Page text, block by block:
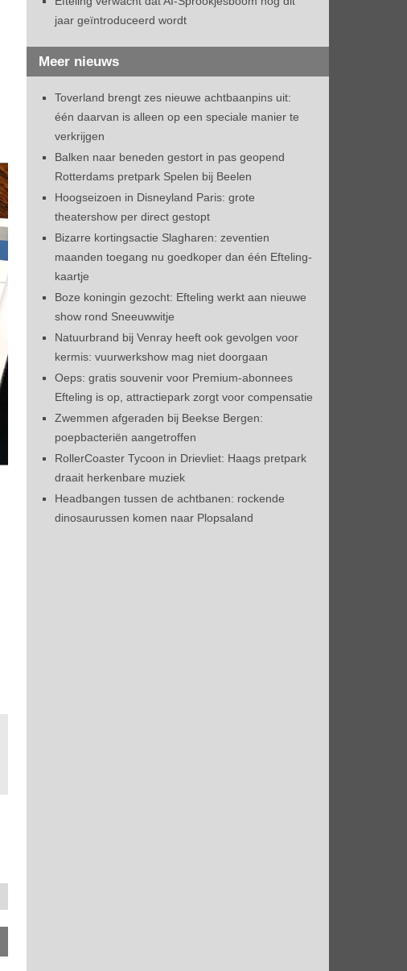
jaar geïntroduceerd wordt
Meer nieuws
Toverland brengt zes nieuwe achtbaanpins uit:
één daarvan is alleen op een speciale manier te
verkrijgen
Balken naar beneden gestort in pas geopend
Rotterdams pretpark Spelen bij Beelen
Hoogseizoen in Disneyland Paris: grote
theatershow per direct gestopt
Bizarre kortingsactie Slagharen: zeventien
maanden toegang nu goedkoper dan één Efteling-
kaartje
Boze koningin gezocht: Efteling werkt aan nieuwe
show rond Sneeuwwitje
Natuurbrand bij Venray heeft ook gevolgen voor
kermis: vuurwerkshow mag niet doorgaan
Oeps: gratis souvenir voor Premium-abonnees
Efteling is op, attractiepark zorgt voor compensatie
Zwemmen afgeraden bij Beekse Bergen:
poepbacteriën aangetroffen
RollerCoaster Tycoon in Drievliet: Haags pretpark
draait herkenbare muziek
Headbangen tussen de achtbanen: rockende
dinosaurussen komen naar Plopsaland